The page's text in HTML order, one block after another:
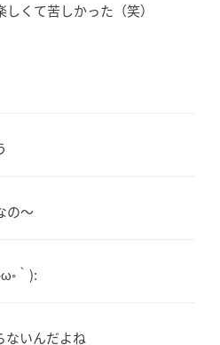
くて苦しかった（笑）
の〜
｀):
ないんだよね